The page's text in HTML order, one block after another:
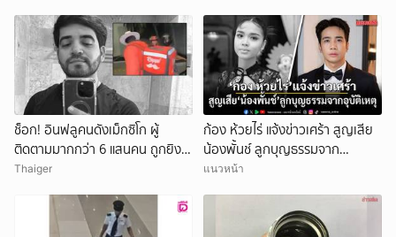
ช็อก! อินฟลูคนดังเม็กซิโก ผู้
ติดตามมากกว่า 6 แสนคน ถูกยิง
ดับกลางไลฟ์สด
Thaiger
ก้อง ห้วยไร่ แจ้งข่าวเศร้า สูญเสีย
น้องพั้นช์ ลูกบุญธรรมจาก
อุบัติเหตุ
แนวหน้า